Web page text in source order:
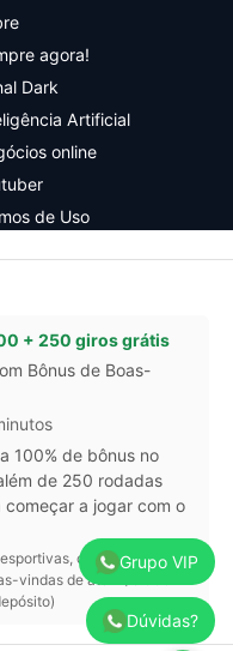
Grupo VIP
Dúvidas?
agora!
Dark
Artificial
online
de Uso
+ 250 giros grátis
Bônus de Boas-
100% de bônus no
de 250 rodadas
a jogar com o
crash games,
vindas de até R$5.000 +